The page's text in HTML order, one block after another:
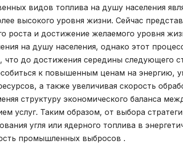
видов топлива на душу населения
высокого уровня жизни. Сейчас
роста и достижение желаемого уровня
на душу населения, однако этот
что до достижения середины следующего
к повышенным ценам на энергию,
а также увеличивая скорость
структуру экономического баланса
услуг. Таким образом, от выбора
угля или ядерного топлива в
промышленных выбросов .